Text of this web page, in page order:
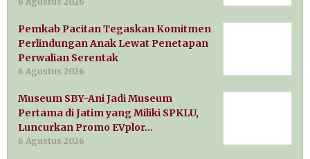
Pemkab Pacitan Tegaskan Komitmen
Perlindungan Anak Lewat Penetapan
Perwalian Serentak
6 Agustus 2026
Museum SBY-Ani Jadi Museum
Pertama di Jatim yang Miliki SPKLU,
Luncurkan Promo EVplor…
6 Agustus 2026